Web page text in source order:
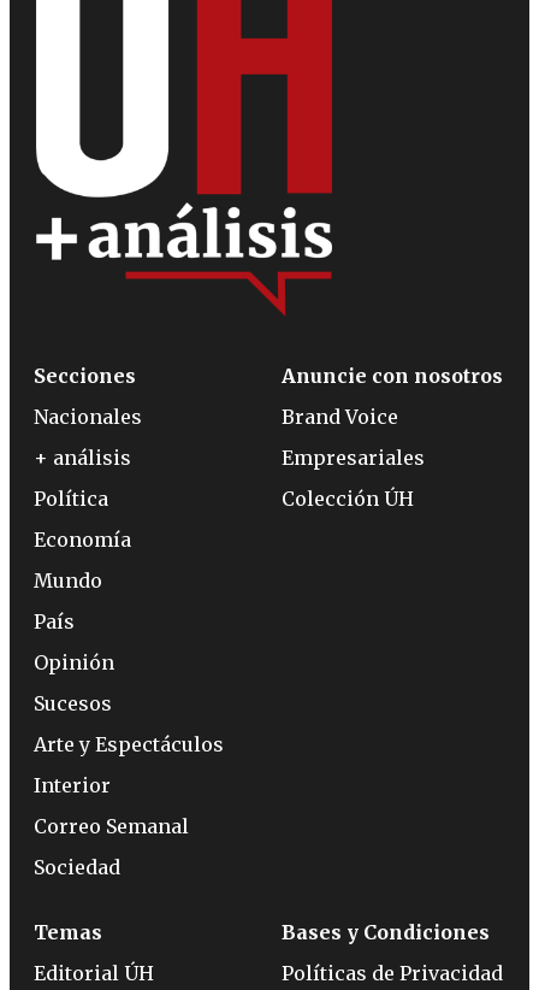
Secciones
Nacionales
+ análisis
Política
Economía
Mundo
País
Opinión
Sucesos
Arte y Espectáculos
Interior
Correo Semanal
Sociedad
Anuncie con nosotros
Brand Voice
Empresariales
Colección ÚH
Temas
Editorial ÚH
Bases y Condiciones
Políticas de Privacidad